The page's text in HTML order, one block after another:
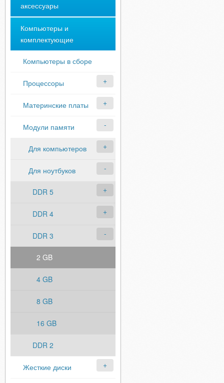
аксессуары
Компьютеры и
комплектующие
Компьютеры в сборе
Процессоры
Материнские платы
Модули памяти
Для компьютеров
Для ноутбуков
DDR 5
DDR 4
DDR 3
2 GB
4 GB
8 GB
16 GB
DDR 2
Жесткие диски